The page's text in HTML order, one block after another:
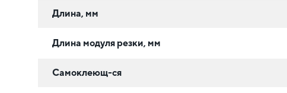
Длина, мм
Длина модуля резки, мм
Самоклеющ-ся